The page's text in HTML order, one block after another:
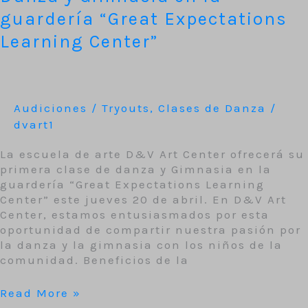
guardería “Great Expectations
Learning Center”
Audiciones / Tryouts , Clases de Danza /
dvart1
La escuela de arte D&V Art Center ofrecerá su
primera clase de danza y Gimnasia en la
guardería “Great Expectations Learning
Center” este jueves 20 de abril. En D&V Art
Center, estamos entusiasmados por esta
oportunidad de compartir nuestra pasión por
la danza y la gimnasia con los niños de la
comunidad. Beneficios de la
Read More »